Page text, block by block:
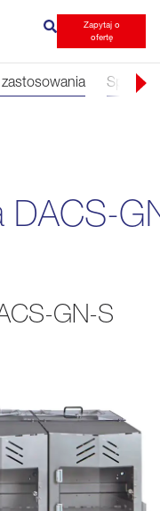
Zapytaj o
ofertę
DACS-
GN-S